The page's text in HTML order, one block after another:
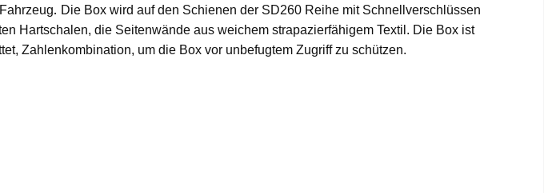
. Die Box wird auf den Schienen der SD260 Reihe mit Schnellverschlüssen
Hartschalen, die Seitenwände aus weichem strapazierfähigem Textil. Die Box ist
Zahlenkombination, um die Box vor unbefugtem Zugriff zu schützen.